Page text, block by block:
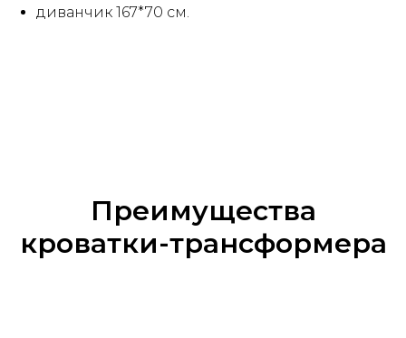
диванчик 167*70 см.
Преимущества
кроватки-трансформера